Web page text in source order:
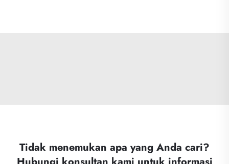
Tidak menemukan apa yang Anda cari?